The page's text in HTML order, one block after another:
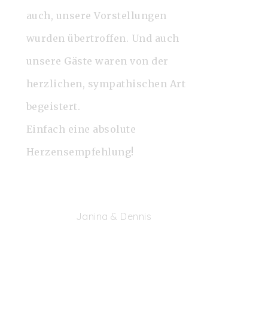
auch, unsere Vorstellungen
wurden übertroffen. Und auch
unsere Gäste waren von der
herzlichen, sympathischen Art
begeistert.
Einfach eine absolute
Herzensempfehlung!
Janina & Dennis